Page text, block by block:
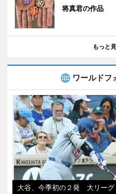
将真君の作品
もっと
ワールドフ
大谷、今季初の２発 大リーグ